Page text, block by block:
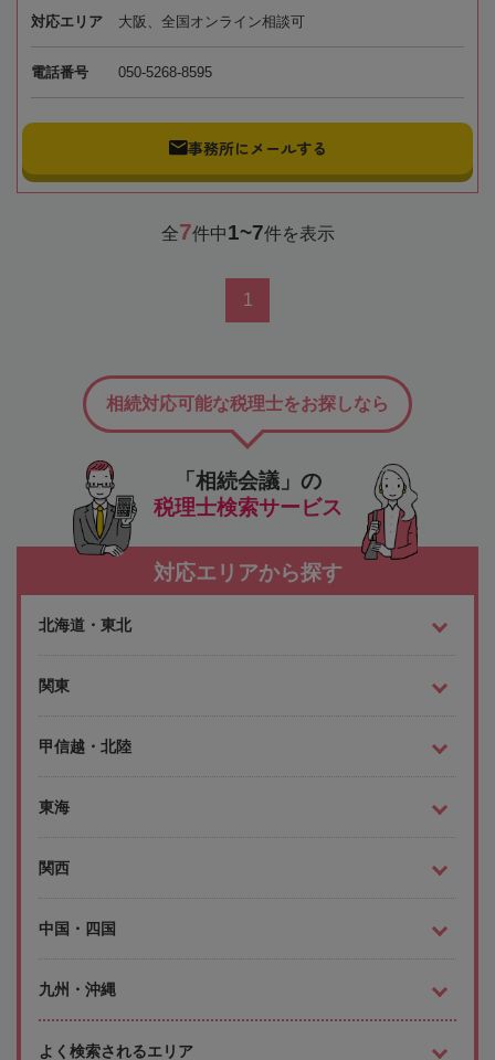
対応エリア 大阪、全国オンライン相談可
電話番号 050-5268-8595
事務所にメールする
全7件中1~7件を表示
1
「相続会議」の
税理士検索サービス
相続対応可能な税理士をお探しなら
対応エリアから探す
北海道・東北
関東
甲信越・北陸
東海
関西
中国・四国
九州・沖縄
よく検索されるエリア